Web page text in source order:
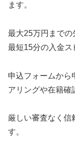
ます。
最大25万円までの
最短15分の入金ス
申込フォームから
アリングや在籍確
厳しい審査なく信
す。